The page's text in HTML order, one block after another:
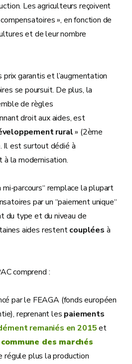
Les agriculteurs reçoivent
», en fonction de
et de leur nombre
prix garantis et l’augmentation
se poursuit. De plus, la
de règles
droit aux aides, est
rural» (2ème
Il est surtout dédié à
à la modernisation.
mi-parcours“ remplace la plupart
par un “paiement unique“
du type et du niveau de
aides restentcouplées à
comprend :
par le FEAGA (fonds européen
reprenant les paiements
remaniés en 2015et
des marchés
régule plus la production